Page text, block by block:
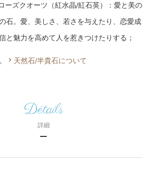
ーズクオーツ（紅水晶/紅石英）：愛と美の
石。愛、美しさ、若さを与えたり、恋愛成
と魅力を高めて人を惹きつけたりする；
天然石/半貴石について
Détails
詳細